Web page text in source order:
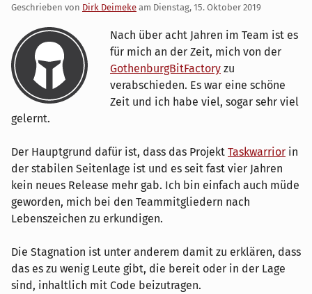
Geschrieben von Dirk Deimeke am Dienstag, 15. Oktober 2019
Nach über acht Jahren im Team ist es
für mich an der Zeit, mich von der
GothenburgBitFactory zu
verabschieden. Es war eine schöne
Zeit und ich habe viel, sogar sehr viel
gelernt.
Der Hauptgrund dafür ist, dass das Projekt Taskwarrior in
der stabilen Seitenlage ist und es seit fast vier Jahren
kein neues Release mehr gab. Ich bin einfach auch müde
geworden, mich bei den Teammitgliedern nach
Lebenszeichen zu erkundigen.
Die Stagnation ist unter anderem damit zu erklären, dass
das es zu wenig Leute gibt, die bereit oder in der Lage
sind, inhaltlich mit Code beizutragen.